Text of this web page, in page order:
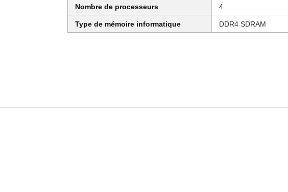
Nombre de processeurs 4
Type de mémoire informatique DDR4 SDRAM